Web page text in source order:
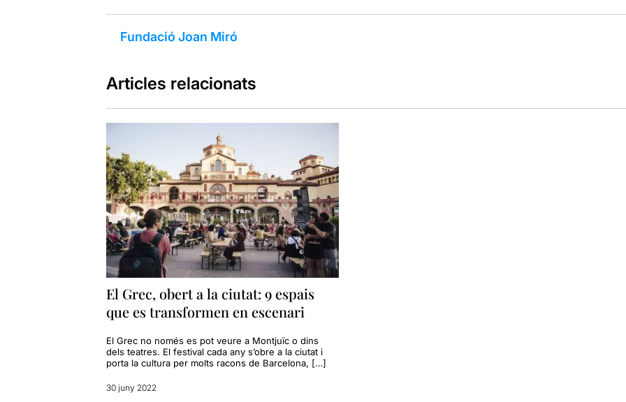
Fundació Joan Miró
Articles relacionats
El Grec, obert a la ciutat: 9 espais
que es transformen en escenari
El Grec no només es pot veure a Montjuïc o dins
dels teatres. El festival cada any s’obre a la ciutat i
porta la cultura per molts racons de Barcelona, […]
30 juny 2022